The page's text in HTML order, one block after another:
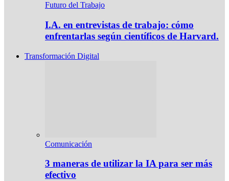
Futuro del Trabajo
I.A. en entrevistas de trabajo: cómo
enfrentarlas según científicos de Harvard.
Transformación Digital
Comunicación
3 maneras de utilizar la IA para ser más
efectivo